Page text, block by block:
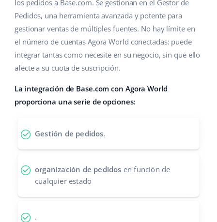
Gestión de envíos
Automatizaciones
Base Connect
IA para e-commerce
Hogar y jardinería
Productos infantiles
Electrónica
Piezas de automóviles
Supermercado
Moda
Ayuda
Base Academy
Blog
Implementación de sistemas
Calculadora de beneficios
english (GB)
english (IN)
deutsch
español (MX)
Français
los pedidos a Base.com. Se gestionan en el Gestor de
Pedidos, una herramienta avanzada y potente para
gestionar ventas de múltiples fuentes. No hay límite en
el número de cuentas Agora World conectadas: puede
integrar tantas como necesite en su negocio, sin que ello
afecte a su cuota de suscripción.
La integración de Base.com con Agora World
proporciona una serie de opciones:
Gestión de pedidos.
organización de pedidos en función de
cualquier estado
.